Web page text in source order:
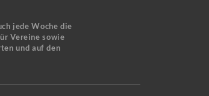
jede Woche die
Vereine sowie
und auf den